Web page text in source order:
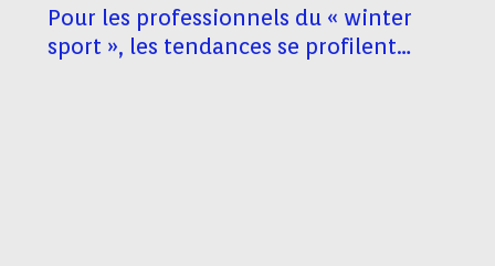
Pour les professionnels du « winter
sport », les tendances se profilent…